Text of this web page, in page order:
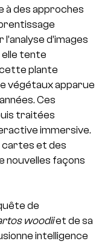
à des approches
d’images
elle tente
plante
végétaux apparue
Ces
traitées
immersive.
cartes et des
nouvelles façons
de
woodiiet de sa
intelligence